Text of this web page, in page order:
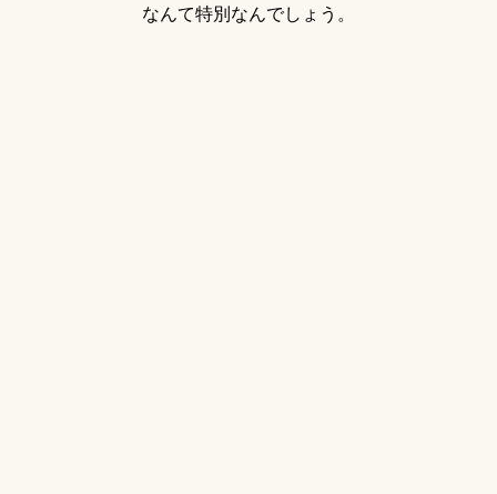
なんて特別なんでしょう。